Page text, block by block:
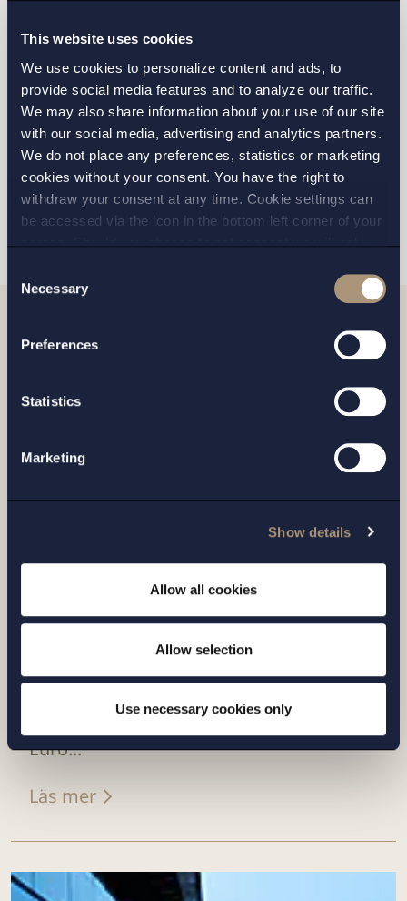
This website uses cookies
We use cookies to personalize content and ads, to
provide social media features and to analyze our traffic.
We may also share information about your use of our site
with our social media, advertising and analytics partners.
We do not place any preferences, statistics or marketing
cookies without your consent. You have the right to
withdraw your consent at any time. Cookie settings can
be accessed via the icon in the bottom left corner of your
screen. Should you choose to not consent we will only
andprivacy policy
for more details on cookies and our
Selection
Necessary
Preferences
Statistics
Marketing
Show details
Allow all cookies
Allow selection
Use necessary cookies only
Jag har läst och samtycker till Setterwalls
personuppgiftspolicy
SKICKA
Relaterade nyheter
UPPDRAG |14 JULI 2026
plattform för förnyelsebar energi till
Euro...
Läs mer